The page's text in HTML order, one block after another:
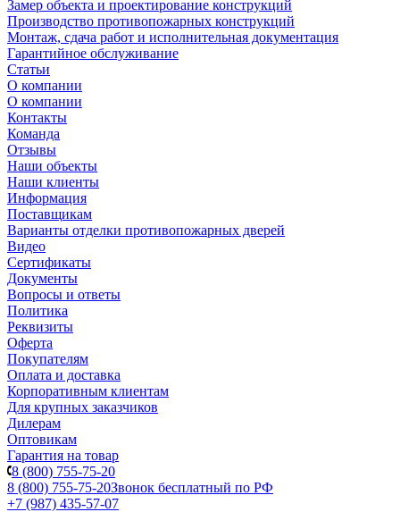
Замер объекта и проектирование конструкций
Производство противопожарных конструкций
Монтаж, сдача работ и исполнительная документация
Гарантийное обслуживание
Статьи
О компании
О компании
Контакты
Команда
Отзывы
Наши объекты
Наши клиенты
Информация
Поставщикам
Варианты отделки противопожарных дверей
Видео
Сертификаты
Документы
Вопросы и ответы
Политика
Реквизиты
Оферта
Покупателям
Оплата и доставка
Корпоративным клиентам
Для крупных заказчиков
Дилерам
Оптовикам
Гарантия на товар
8 (800) 755-75-20
8 (800) 755-75-20Звонок бесплатный по РФ
+7 (987) 435-57-07